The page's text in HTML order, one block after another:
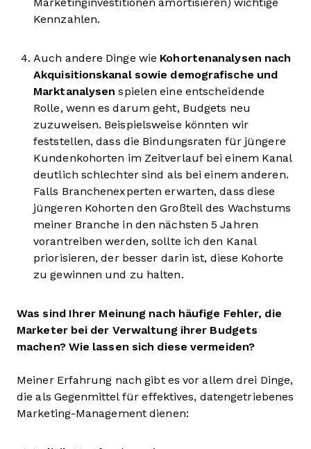
Marketinginvestitionen amortisieren) wichtige
Kennzahlen.
Auch andere Dinge wie Kohortenanalysen nach
Akquisitionskanal sowie demografische und
Marktanalysen spielen eine entscheidende
Rolle, wenn es darum geht, Budgets neu
zuzuweisen. Beispielsweise könnten wir
feststellen, dass die Bindungsraten für jüngere
Kundenkohorten im Zeitverlauf bei einem Kanal
deutlich schlechter sind als bei einem anderen.
Falls Branchenexperten erwarten, dass diese
jüngeren Kohorten den Großteil des Wachstums
meiner Branche in den nächsten 5 Jahren
vorantreiben werden, sollte ich den Kanal
priorisieren, der besser darin ist, diese Kohorte
zu gewinnen und zu halten.
Was sind Ihrer Meinung nach häufige Fehler, die
Marketer bei der Verwaltung ihrer Budgets
machen? Wie lassen sich diese vermeiden?
Meiner Erfahrung nach gibt es vor allem drei Dinge,
die als Gegenmittel für effektives, datengetriebenes
Marketing-Management dienen: